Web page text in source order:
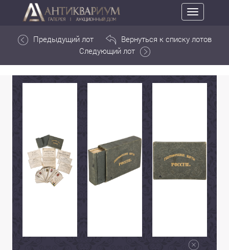
Toggle
navigation
Предыдущий лот
Вернуться к списку лотов
Следующий лот